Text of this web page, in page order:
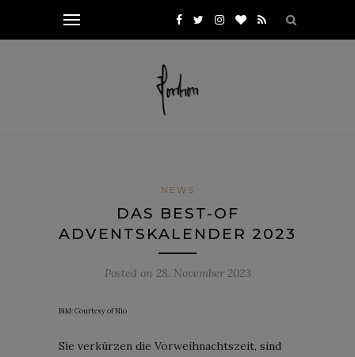
NEWS
DAS BEST-OF
ADVENTSKALENDER 2023
Posted on 28. November 2023
Bild: Courtesy of Nio
Sie verkürzen die Vorweihnachtszeit, sind